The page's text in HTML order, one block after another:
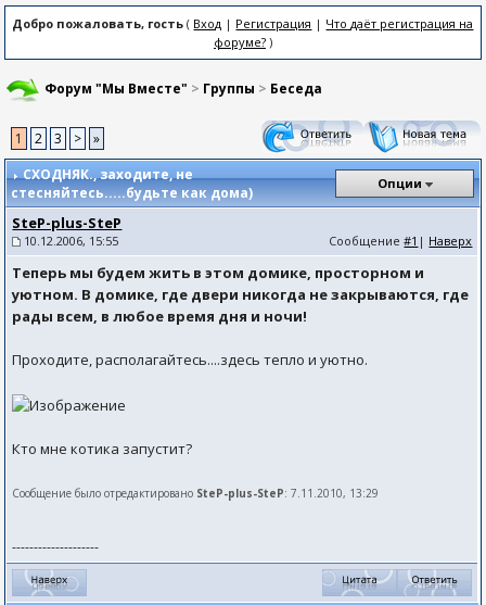
Добро пожаловать, гость ( Вход | Регистрация | Что даёт регистрация на
форуме?)
Форум "Мы Вместе" > Группы > Беседа
1 2 3 >
»
СХОДНЯК., заходите, не
стесняйтесь.....будьте как дома)
Опции
SteP-plus-SteP
10.12.2006, 15:55 Сообщение#1 | Наверх
Теперь мы будем жить в этом домике, просторном и
уютном. В домике, где двери никогда не закрываются, где
рады всем, в любое время дня и ночи!
Проходите, располагайтесь....здесь тепло и уютно.
Кто мне котика запустит?
Сообщение было отредактировано SteP-plus-SteP: 7.11.2010, 13:29
--------------------